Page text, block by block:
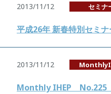
2013/11/12 セミナ
平成26年 新春特別セミ
2013/11/12
Monthly IHEP No.225